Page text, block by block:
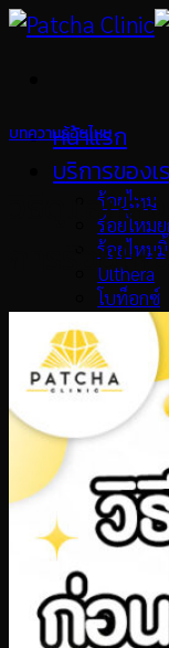
Skip
หน้าแรก
บริการของเ
ร้อยไหม
ร้อยไหม
ร้อยไหม
Ulthera
โบท็อกซ์
Oligio X
Pico Laser
เมโสแฟต
Collagen
เลเซอร์ขน
วิตามินผิว
รักษาสิว
ทรีทเม้น
ฟิลเลอร์
ฟิลเลอร์
ฟิลเลอร์ป
ฟิลเลอร์
บทความร้อยไหม
วิธีดูแลหลั
การร้อยไห